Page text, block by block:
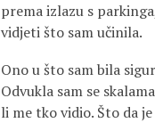
prema izlazu s
vidjeti što sam učinila.
Ono u što sam bila
Odvukla sam se
li me tko vidio. Što da